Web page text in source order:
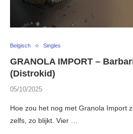
Belgisch Singles
GRANOLA IMPORT –
(Distrokid)
05/10/2025
Hoe zou het nog met Granola Import
zelfs, zo blijkt. Vier …